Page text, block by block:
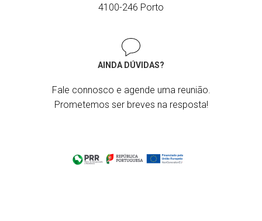
4100-246 Porto
AINDA DÚVIDAS?
Fale connosco e agende uma reunião.
Prometemos ser breves na resposta!